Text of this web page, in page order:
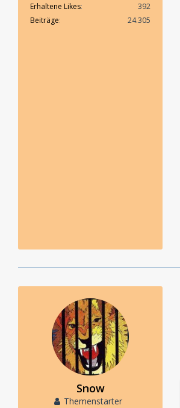
Erhaltene Likes
392
Beiträge
24.305
Snow
Themenstarter